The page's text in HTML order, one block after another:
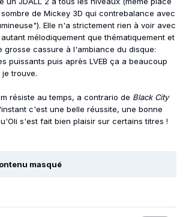
de Mickey 3D qui contrebalance avec
Elle n'a strictement rien à voir avec
mélodiquement que thématiquement et
grosse cassure à l'ambiance du disque:
puissants puis après LVEB ça a beaucoup
trouve.
résiste au temps, a contrario de Black City
c'est une belle réussite, une bonne
s'est fait bien plaisir sur certains titres !
masqué